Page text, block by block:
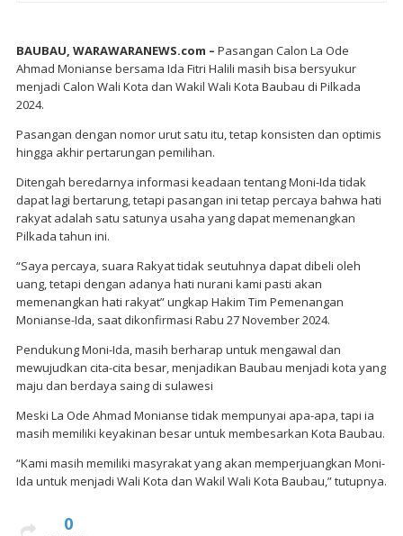
BAUBAU, WARAWARANEWS.com – Pasangan Calon La Ode
Ahmad Monianse bersama Ida Fitri Halili masih bisa bersyukur
menjadi Calon Wali Kota dan Wakil Wali Kota Baubau di Pilkada
2024.
Pasangan dengan nomor urut satu itu, tetap konsisten dan optimis
hingga akhir pertarungan pemilihan.
Ditengah beredarnya informasi keadaan tentang Moni-Ida tidak
dapat lagi bertarung, tetapi pasangan ini tetap percaya bahwa hati
rakyat adalah satu satunya usaha yang dapat memenangkan
Pilkada tahun ini.
“Saya percaya, suara Rakyat tidak seutuhnya dapat dibeli oleh
uang, tetapi dengan adanya hati nurani kami pasti akan
memenangkan hati rakyat” ungkap Hakim Tim Pemenangan
Monianse-Ida, saat dikonfirmasi Rabu 27 November 2024.
Pendukung Moni-Ida, masih berharap untuk mengawal dan
mewujudkan cita-cita besar, menjadikan Baubau menjadi kota yang
maju dan berdaya saing di sulawesi
Meski La Ode Ahmad Monianse tidak mempunyai apa-apa, tapi ia
masih memiliki keyakinan besar untuk membesarkan Kota Baubau.
“Kami masih memiliki masyrakat yang akan memperjuangkan Moni-
Ida untuk menjadi Wali Kota dan Wakil Wali Kota Baubau,” tutupnya.
0